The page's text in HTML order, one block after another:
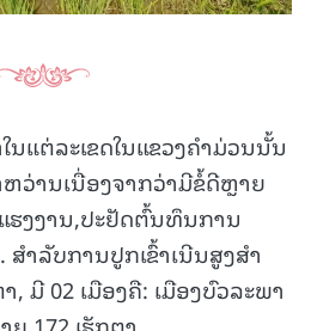
ນແຕ່ລະເຂດໃນແຂວງຄໍາມ່ວນນັ້ນ
ວ່ານເນື່ອງຈາກວ່າມີຂໍ້ດີຫຼາຍ
ຮງງານ,ປະຢັດຕົ້ນທຶນການ
ສໍາລັບການປູກເຂົ້າເນີນສູງສໍາ
, ມີ 02 ເມືອງຄື: ເມືອງບົວລະພາ